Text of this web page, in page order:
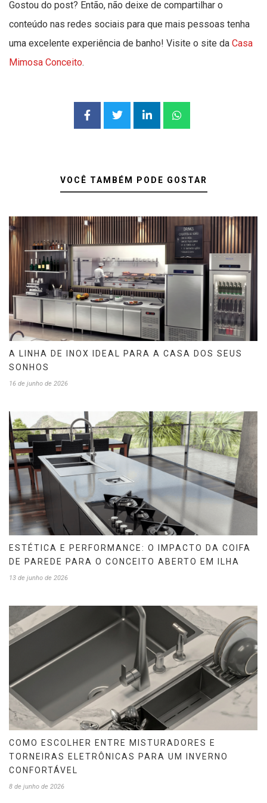
Gostou do post? Então, não deixe de compartilhar o
conteúdo nas redes sociais para que mais pessoas tenha
uma excelente experiência de banho! Visite o site da Casa
Mimosa Conceito.
VOCÊ TAMBÉM PODE GOSTAR
A LINHA DE INOX IDEAL PARA A CASA DOS SEUS
SONHOS
16 de junho de 2026
ESTÉTICA E PERFORMANCE: O IMPACTO DA COIFA
DE PAREDE PARA O CONCEITO ABERTO EM ILHA
13 de junho de 2026
COMO ESCOLHER ENTRE MISTURADORES E
TORNEIRAS ELETRÔNICAS PARA UM INVERNO
CONFORTÁVEL
8 de junho de 2026